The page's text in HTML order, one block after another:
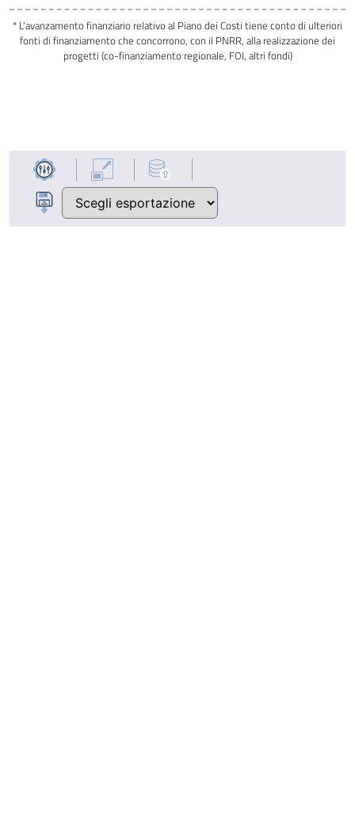
* L'avanzamento finanziario relativo al Piano dei Costi tiene conto di ulteriori
fonti di finanziamento che concorrono, con il PNRR, alla realizzazione dei
progetti (co-finanziamento regionale, FOI, altri fondi)